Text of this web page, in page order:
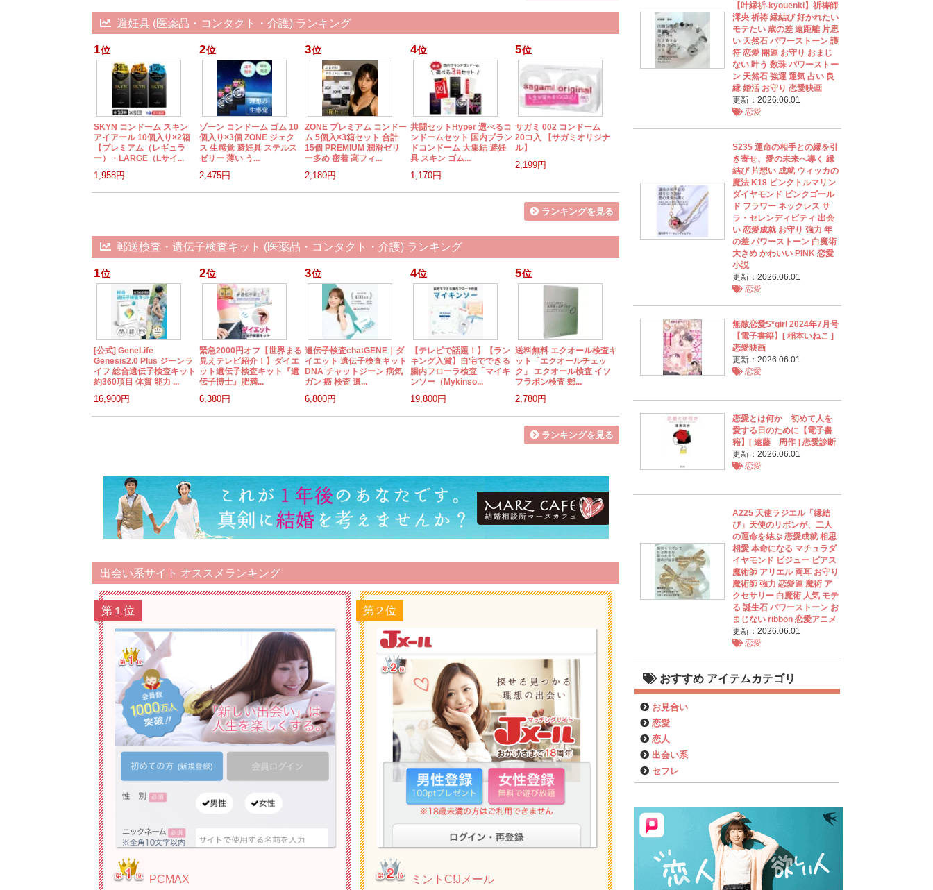
避妊具 (医薬品・コンタクト・介護) ランキング
1位
SKYN コンドーム スキン
アイアール 10個入り×2箱
【プレミアム（レギュラ
ー）・LARGE（Lサイ...
1,958円
2位
ゾーン コンドーム ゴム 10
個入り×3個 ZONE ジェク
ス 生感覚 避妊具 ステルス
ゼリー 薄い う...
2,475円
3位
ZONE プレミアム コンドー
ム 5個入×3箱セット 合計
15個 PREMIUM 潤滑ゼリ
ー多め 密着 高フィ...
2,180円
4位
共闘セットHyper 選べるコ
ンドームセット 国内ブラン
ドコンドーム 大集結 避妊
具 スキン ゴム...
1,170円
5位
サガミ 002 コンドーム
20コ入 【サガミオリジナ
ル】
2,199円
ランキングを見る
郵送検査・遺伝子検査キット (医薬品・コンタクト・介護) ランキング
1位
[公式] GeneLife
Genesis2.0 Plus ジーンラ
イフ 総合遺伝子検査キット
約360項目 体質 能力 ...
16,900円
2位
緊急2000円オフ【世界まる
見えテレビ紹介！】ダイエ
ット遺伝子検査キット『遺
伝子博士』肥満...
6,380円
3位
遺伝子検査chatGENE｜ダ
イエット 遺伝子検査キット
DNA チャットジーン 病気
ガン 癌 検査 遺...
6,800円
4位
【テレビで話題！】【ラン
キング入賞】自宅でできる
腸内フローラ検査「マイキ
ンソー（Mykinso...
19,800円
5位
送料無料 エクオール検査キ
ット「エクオールチェッ
ク」 エクオール検査 イソ
フラボン検査 郵...
2,780円
ランキングを見る
出会い系サイト オススメランキング
第１位
PCMAX
第２位
ミントC!Jメール
【叶縁祈‐kyouenki】祈祷師
澪央 祈祷 縁結び 好かれたい
モテたい 歳の差 遠距離 片思
い 天然石 パワーストーン 護
符 恋愛 開運 お守り おまじ
ない 叶う 数珠 パワーストー
ン 天然石 強運 運気 占い 良
縁 婚活 お守り 恋愛映画
更新：2026.06.01
恋愛
S235 運命の相手との縁を引
き寄せ、愛の未来へ導く 縁
結び 片想い 成就 ウィッカの
魔法 K18 ピンクトルマリン
ダイヤモンド ピンクゴール
ド フラワー ネックレス サ
ラ・セレンディピティ 出会
い 恋愛成就 お守り 強力 年
の差 パワーストーン 白魔術
大きめ かわいい PINK 恋愛
小説
更新：2026.06.01
恋愛
無敵恋愛S*girl 2024年7月号
【電子書籍】[ 稲本いねこ ]
恋愛映画
更新：2026.06.01
恋愛
恋愛とは何か 初めて人を
愛する日のために【電子書
籍】[ 遠藤 周作 ] 恋愛診断
更新：2026.06.01
恋愛
A225 天使ラジエル「縁結
び」天使のリボンが、二人
の運命を結ぶ 恋愛成就 相思
相愛 本命になる マチュラダ
イヤモンド ビジュー ピアス
魔術師 アリエル 両耳 お守り
魔術師 強力 恋愛運 魔術 ア
クセサリー 白魔術 人気 モテ
る 誕生石 パワーストーン お
まじない ribbon 恋愛アニメ
更新：2026.06.01
恋愛
おすすめ アイテムカテゴリ
お見合い
恋愛
恋人
出会い系
セフレ